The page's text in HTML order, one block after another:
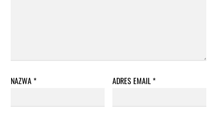
NAZWA* ADRES EMAIL*